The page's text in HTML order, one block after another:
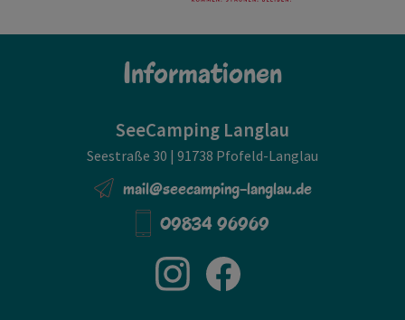
Informationen
SeeCamping Langlau
Seestraße 30 | 91738 Pfofeld-Langlau
mail@seecamping-langlau.de
09834 96969